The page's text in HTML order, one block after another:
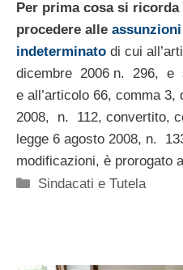
Per prima cosa si
procedere alle assunzioni
indeterminato di cui
dicembre 2006 n. 296, e
e all’articolo 66, comma 3,
2008, n. 112, convertito,
legge 6 agosto 2008, n.
modificazioni, è prorogato
Categorie
Sindacati e Tutela